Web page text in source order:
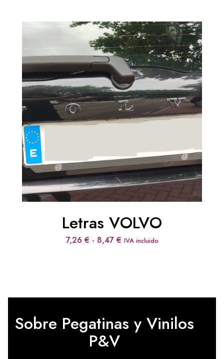
Letras VOLVO
7,26 € - 8,47 €Rango
hasta
IVA incluido
Sobre Pegatinas y Vinilos
P&V